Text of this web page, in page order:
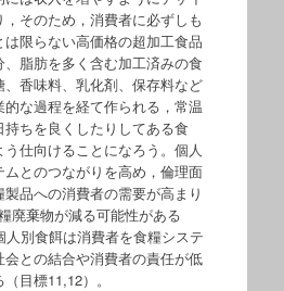
そのため，消費者に必ずしも
限らない高価格の超加工食品
、脂肪を多く含む加工済みの食
香味料、乳化剤、保存料など
な過程を経て作られる，常温
ちを良くしたりしてある食
仕向けることになろう。個人
とのつながりを高め，倫理面
品への消費者の需要が高まり
廃棄物が減る可能性がある
人別食餌は消費者を食糧システ
会との結合や消費者の責任が低
目標11,12）。